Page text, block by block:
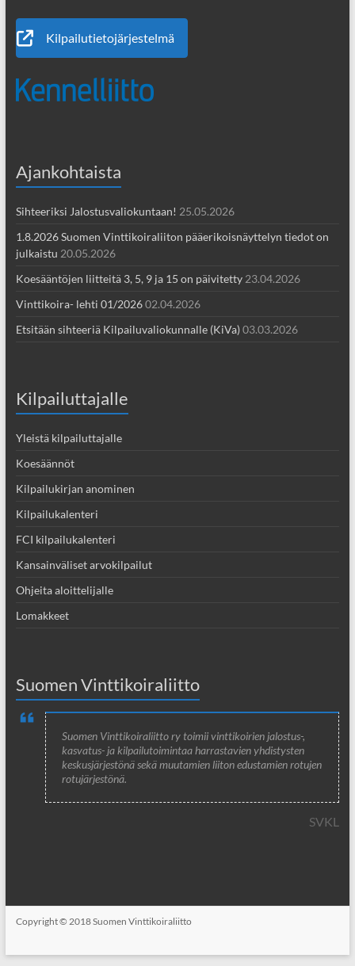
Kilpailutietojärjestelmä
Ajankohtaista
Sihteeriksi Jalostusvaliokuntaan! 25.05.2026
1.8.2026 Suomen Vinttikoiraliiton pääerikoisnäyttelyn tiedot on
julkaistu 20.05.2026
Koesääntöjen liitteitä 3, 5, 9 ja 15 on päivitetty 23.04.2026
Vinttikoira- lehti 01/202602.04.2026
Etsitään sihteeriä Kilpailuvaliokunnalle (KiVa)03.03.2026
Kilpailuttajalle
Yleistä kilpailuttajalle
Koesäännöt
Kilpailukirjan anominen
Kilpailukalenteri
FCI kilpailukalenteri
Kansainväliset arvokilpailut
Ohjeita aloittelijalle
Lomakkeet
Suomen Vinttikoiraliitto
Suomen Vinttikoiraliitto ry toimii vinttikoirien jalostus-,
kasvatus- ja kilpailutoimintaa harrastavien yhdistysten
keskusjärjestönä sekä muutamien liiton edustamien rotujen
rotujärjestönä.
SVKL